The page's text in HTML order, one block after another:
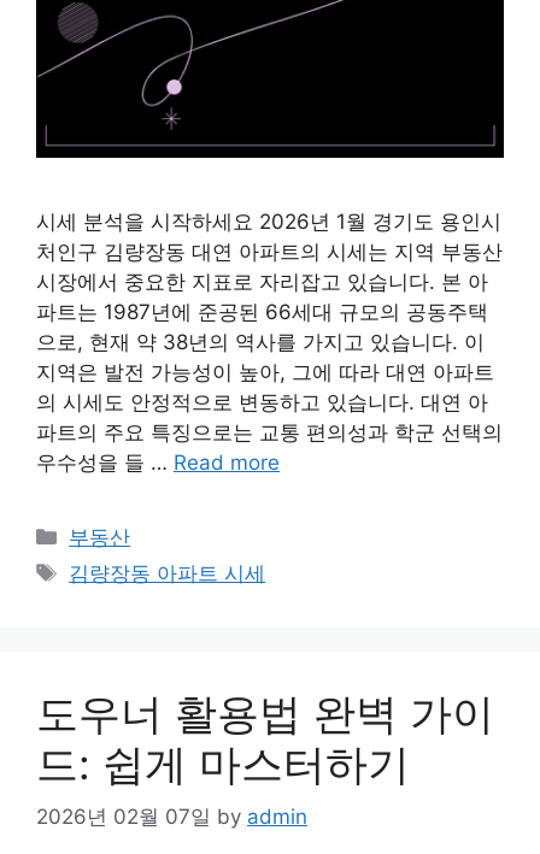
시세 분석을 시작하세요 2026년 1월 경기도 용인시
처인구 김량장동 대연 아파트의 시세는 지역 부동산
시장에서 중요한 지표로 자리잡고 있습니다. 본 아
파트는 1987년에 준공된 66세대 규모의 공동주택
으로, 현재 약 38년의 역사를 가지고 있습니다. 이
지역은 발전 가능성이 높아, 그에 따라 대연 아파트
의 시세도 안정적으로 변동하고 있습니다. 대연 아
파트의 주요 특징으로는 교통 편의성과 학군 선택의
우수성을 들 … Read more
Categories
부동산
Tags
김량장동 아파트 시세
도우너 활용법 완벽 가이
드: 쉽게 마스터하기
2026년 02월 07일 by admin